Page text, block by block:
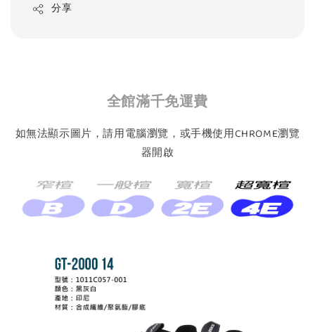
分享
全館滿千免運費
如無法顯示圖片，請用電腦瀏覽，或手機使用CHROME瀏覽
器開啟